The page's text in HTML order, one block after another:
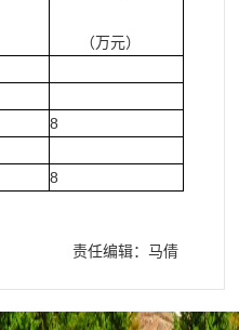
（万元）
8
8
责任编辑：马倩